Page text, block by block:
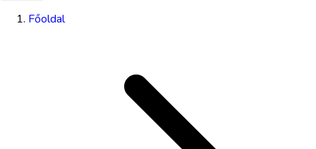
Főoldal